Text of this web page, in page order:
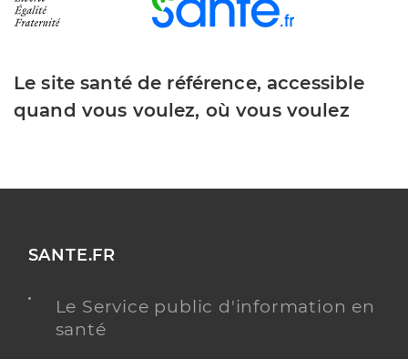
Le site santé de référence, accessible
quand vous voulez, où vous voulez
SANTE.FR
Le Service public d'information en
santé